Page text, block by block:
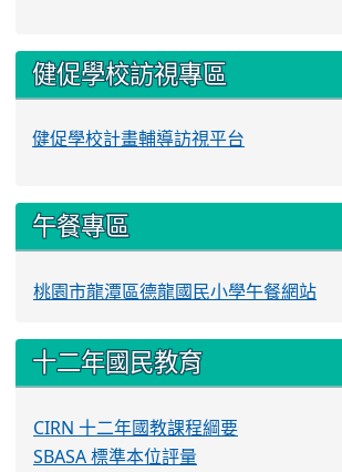
健促學校訪視專區
健促學校計畫輔導訪視平台
午餐專區
桃園市龍潭區德龍國民小學午餐網站
十二年國民教育
CIRN 十二年國教課程綱要
SBASA 標準本位評量